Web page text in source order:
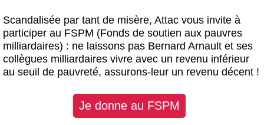
Scandalisée par tant de misère, Attac vous invite à
participer au FSPM (Fonds de soutien aux pauvres
milliardaires) : ne laissons pas Bernard Arnault et ses
collègues milliardaires vivre avec un revenu inférieur
au seuil de pauvreté, assurons-leur un revenu décent !
Je donne au FSPM